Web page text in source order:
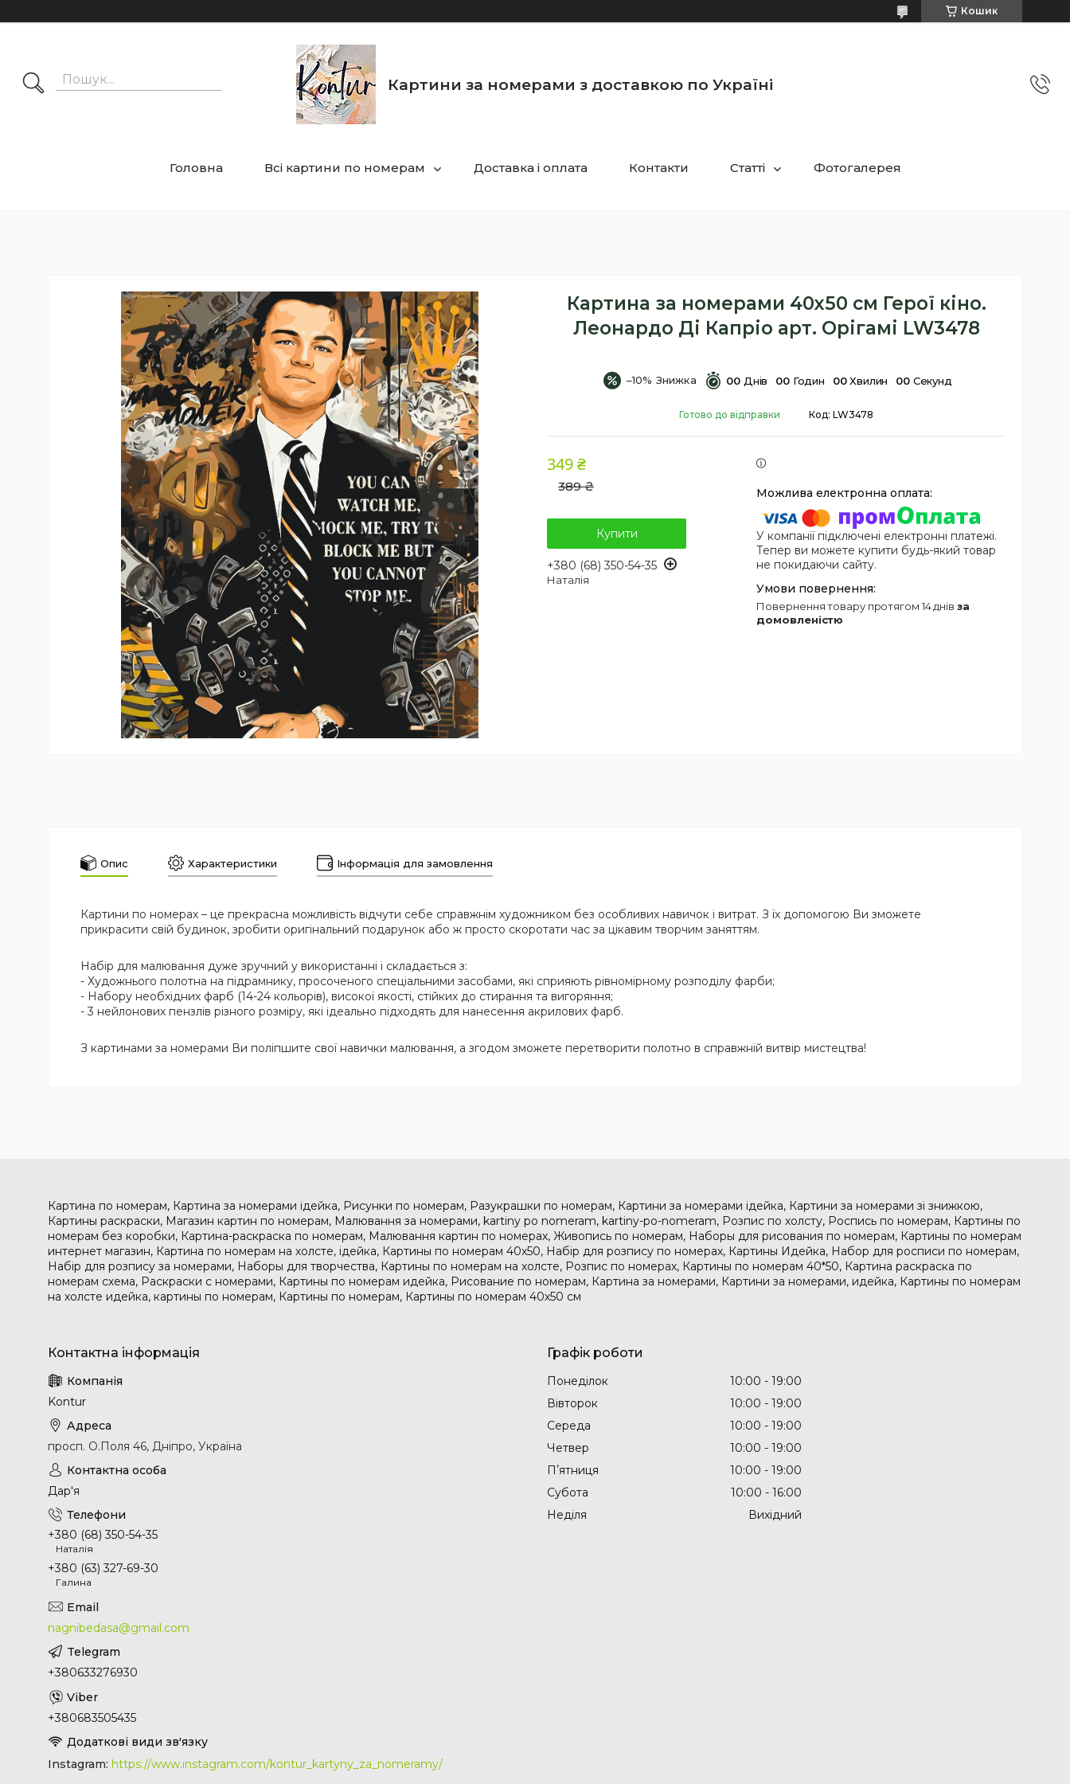
Кошик
Картини за номерами з доставкою по Україні
Головна Всі картини по номерам Доставка і оплата Контакти Статті Фотогалерея
Картина за номерами 40х50 см Герої кіно.
Леонардо Ді Капріо арт. Орігамі LW3478
–10% 00 Днів 00 Годин 00 Хвилин 00 Секунд
Готово до відправки Код: LW3478
389 ₴
349 ₴
Купити
+380 (68) 350-54-35
Наталія
У компанії підключені електронні платежі.
Тепер ви можете купити будь-який товар
не покидаючи сайту.
повернення товару протягом 14 днів за
домовленістю
Опис Характеристики Інформація для замовлення
Картини по номерах – це прекрасна можливість відчути себе справжнім художником без особливих навичок і витрат. З їх допомогою Ви зможете
прикрасити свій будинок, зробити оригінальний подарунок або ж просто скоротати час за цікавим творчим заняттям.
Набір для малювання дуже зручний у використанні і складається з:
- Художнього полотна на підрамнику, просоченого спеціальними засобами, які сприяють рівномірному розподілу фарби;
- Набору необхідних фарб (14-24 кольорів), високої якості, стійких до стирання та вигоряння;
- 3 нейлонових пензлів різного розміру, які ідеально підходять для нанесення акрилових фарб.
З картинами за номерами Ви поліпшите свої навички малювання, а згодом зможете перетворити полотно в справжній витвір мистецтва!
Картина по номерам, Картина за номерами ідейка, Рисунки по номерам, Разукрашки по номерам, Картини за номерами ідейка, Картини за номерами зі знижкою,
Картины раскраски, Магазин картин по номерам, Малювання за номерами, kartiny po nomeram, kartiny-po-nomeram, Розпис по холсту, Роспись по номерам, Картины по
номерам без коробки, Картина-раскраска по номерам, Малювання картин по номерах, Живопись по номерам, Наборы для рисования по номерам, Картины по номерам
интернет магазин, Картина по номерам на холсте, ідейка, Картины по номерам 40х50, Набір для розпису по номерах, Картины Идейка, Набор для росписи по номерам,
Набір для розпису за номерами, Наборы для творчества, Картины по номерам на холсте, Розпис по номерах, Картины по номерам 40*50, Картина раскраска по
номерам схема, Раскраски с номерами, Картины по номерам идейка, Рисование по номерам, Картина за номерами, Картини за номерами, идейка, Картины по номерам
на холсте идейка, картины по номерам, Картины по номерам, Картины по номерам 40х50 см
Kontur
просп. О.Поля 46, Дніпро, Україна
Дар'я
+380 (68) 350-54-35
Наталія
+380 (63) 327-69-30
Галина
nagnibedasa@gmail.com
+380633276930
+380683505435
Instagram https://www.instagram.com/kontur_kartyny_za_nomeramy/
Графік роботи
Понеділок 10:00
19:00
Вівторок
10:00
19:00
Середа
10:00
19:00
Четвер
10:00
19:00
Пʼятниця
10:00
19:00
Субота
10:00
16:00
Неділя
Вихідний